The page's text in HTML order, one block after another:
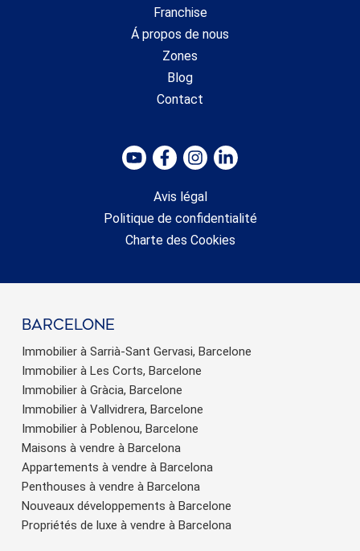
Franchise
Á propos de nous
Zones
Blog
Contact
Avis légal
Politique de confidentialité
Charte des Cookies
barcelone
Immobilier à Sarrià-Sant Gervasi, Barcelone
Immobilier à Les Corts, Barcelone
Immobilier à Gràcia, Barcelone
Immobilier à Vallvidrera, Barcelone
Immobilier à Poblenou, Barcelone
Maisons à vendre à Barcelona
Appartements à vendre à Barcelona
Penthouses à vendre à Barcelona
Nouveaux développements à Barcelone
Propriétés de luxe à vendre à Barcelona